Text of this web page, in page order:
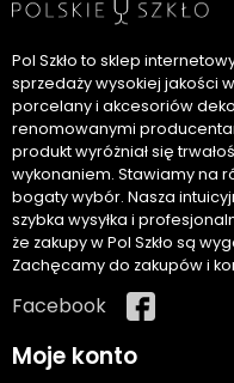
Pol Szkło to sklep
sprzedaży wysokiej jakości
porcelany i akcesoriów
renomowanymi
produkt wyróżniał się
wykonaniem. Stawiamy na
bogaty wybór. Nasza
szybka wysyłka i
że zakupy w Pol Szkło są
Zachęcamy do zakupów i
Facebook
Moje konto